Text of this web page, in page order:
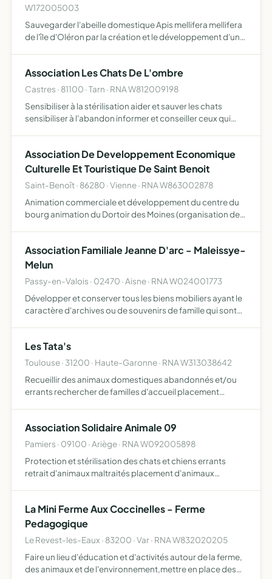
W172005003
Sauvegarder l'abeille domestique Apis mellifera mellifera
de l'île d'Oléron par la création et le développement d'un
Association Les Chats De L'ombre
Castres · 81100 · Tarn · RNA W812009198
Sensibiliser à la stérilisation aider et sauver les chats
sensibiliser à l'abandon informer et conseiller ceux qui
Association De Developpement Economique
Culturelle Et Touristique De Saint Benoit
Saint-Benoît · 86280 · Vienne · RNA W863002878
Animation commerciale et développement du centre du
bourg animation du Dortoir des Moines (organisation de
la…
Association Familiale Jeanne D'arc - Maleissye-
Melun
Passy-en-Valois · 02470 · Aisne · RNA W024001773
Développer et conserver tous les biens mobiliers ayant le
caractère d'archives ou de souvenirs de famille qui sont
Les Tata's
Toulouse · 31200 · Haute-Garonne · RNA W313038642
Recueillir des animaux domestiques abandonnés et/ou
errants rechercher de familles d'accueil placement
famille…
Association Solidaire Animale 09
Pamiers · 09100 · Ariège · RNA W092005898
Protection et stérilisation des chats et chiens errants
retrait d'animaux maltraités placement d'animaux
associa…
La Mini Ferme Aux Coccinelles - Ferme
Pedagogique
Le Revest-les-Eaux · 83200 · Var · RNA W832020205
Faire un lieu d'éducation et d'activités autour de la ferme,
des animaux et de l'environnement,mettre en place des